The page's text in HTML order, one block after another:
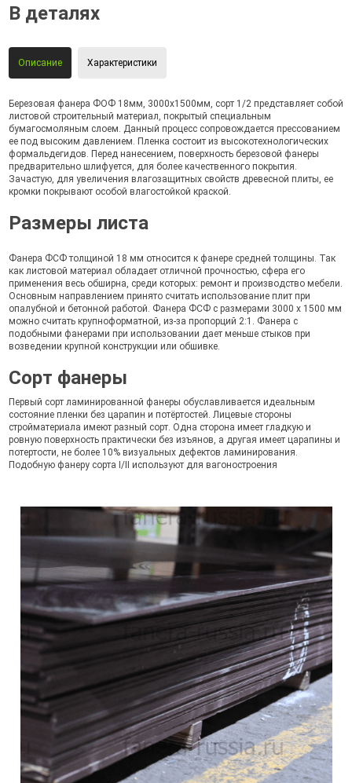
В деталях
Описание Характеристики
Березовая фанера ФОФ 18мм, 3000х1500мм, сорт 1/2 представляет собой
листовой строительный материал, покрытый специальным
бумагосмоляным слоем. Данный процесс сопровождается прессованием
ее под высоким давлением. Пленка состоит из высокотехнологических
формальдегидов. Перед нанесением, поверхность березовой фанеры
предварительно шлифуется, для более качественного покрытия.
Зачастую, для увеличения влагозащитных свойств древесной плиты, ее
кромки покрывают особой влагостойкой краской.
Размеры листа
Фанера ФСФ толщиной 18 мм относится к фанере средней толщины. Так
как листовой материал обладает отличной прочностью, сфера его
применения весь обширна, среди которых: ремонт и производство мебели.
Основным направлением принято считать использование плит при
опалубной и бетонной работой. Фанера ФСФ с размерами 3000 х 1500 мм
можно считать крупноформатной, из-за пропорций 2:1. Фанера с
подобными фанерами при использовании дает меньше стыков при
возведении крупной конструкции или обшивке.
Сорт фанеры
Первый сорт ламинированной фанеры обуславливается идеальным
состояние пленки без царапин и потёртостей. Лицевые стороны
стройматериала имеют разный сорт. Одна сторона имеет гладкую и
ровную поверхность практически без изъянов, а другая имеет царапины и
потертости, не более 10% визуальных дефектов ламинирования.
Подобную фанеру сорта I/II используют для вагоностроения